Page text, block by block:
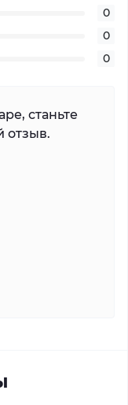
0
0
0
станьте
отзыв.